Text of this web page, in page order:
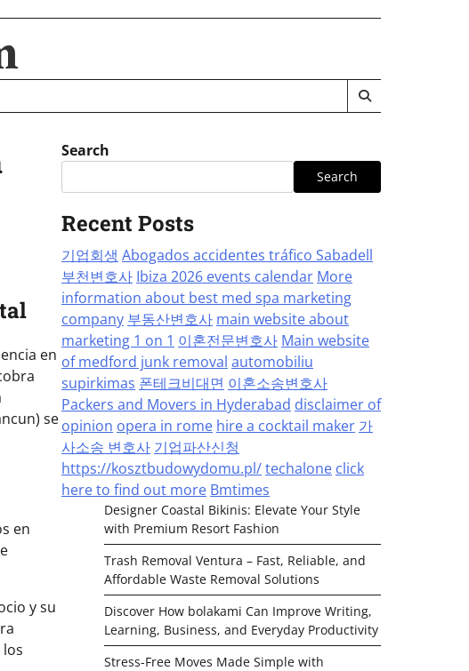
en
se
en
y su
Search
Search
Recent Posts
기업회생 Abogados accidentes tráfico Sabadell
부천변호사 Ibiza 2026 events calendar More
information about best med spa marketing
company 부동산변호사 main website about
marketing 1 on 1 이혼전문변호사 Main website
of medford junk removal automobiliu
supirkimas 폰테크비대면 이혼소송변호사
Packers and Movers in Hyderabad disclaimer of
opinion opera in rome hire a cocktail maker 가
사소송 변호사 기업파산신청
https://kosztbudowydomu.pl/techalone click
here to find out more Bmtimes
Designer Coastal Bikinis: Elevate Your Style
with Premium Resort Fashion
Trash Removal Ventura – Fast, Reliable, and
Affordable Waste Removal Solutions
Discover How bolakami Can Improve Writing,
Learning, Business, and Everyday Productivity
Stress-Free Moves Made Simple with